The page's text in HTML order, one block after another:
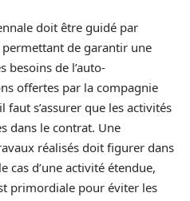
doit être guidé par
de garantir une
besoins de l’auto-
offertes par la compagnie
faut s’assurer que les activités
dans le contrat. Une
réalisés doit figurer dans
cas d’une activité étendue,
primordiale pour éviter les